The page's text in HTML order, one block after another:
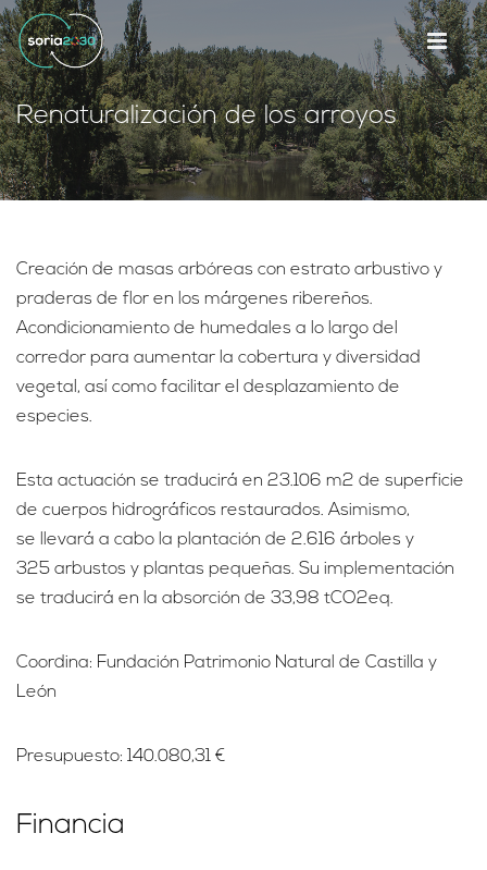
Renaturalización de los arroyos
Creación de masas arbóreas con estrato arbustivo y
praderas de flor en los márgenes ribereños.
Acondicionamiento de humedales a lo largo del
corredor para aumentar la cobertura y diversidad
vegetal, así como facilitar el desplazamiento de
especies.
Esta actuación se traducirá en 23.106 m2 de superficie
de cuerpos hidrográficos restaurados. Asimismo,
se llevará a cabo la plantación de 2.616 árboles y
325 arbustos y plantas pequeñas. Su implementación
se traducirá en la absorción de 33,98 tCO2eq.
Coordina: Fundación Patrimonio Natural de Castilla y
León
Presupuesto: 140.080,31 €
Financia